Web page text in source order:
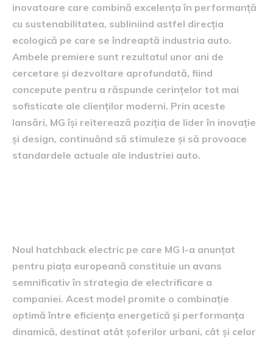
inovatoare care combină excelența în performanță
cu sustenabilitatea, subliniind astfel direcția
ecologică pe care se îndreaptă industria auto.
Ambele premiere sunt rezultatul unor ani de
cercetare și dezvoltare aprofundată, fiind
concepute pentru a răspunde cerințelor tot mai
sofisticate ale clienților moderni. Prin aceste
lansări, MG își reiterează poziția de lider în inovație
și design, continuând să stimuleze și să provoace
standardele actuale ale industriei auto.
Noul hatchback electric pe care MG l-a anunțat
pentru piața europeană constituie un avans
semnificativ în strategia de electrificare a
companiei. Acest model promite o combinație
optimă între eficiența energetică și performanța
dinamică, destinat atât șoferilor urbani, cât și celor